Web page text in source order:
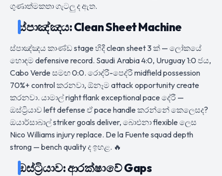
ගුණාත්මකතා ගැටලු ද ඇත.
ස්පාඤ්ඤය: Clean Sheet Machine
ස්පාඤ්ඤය කාණ්ඩ stage හිදී clean sheet 3 ක් — ලෝකයේ
හොඳම defensive record. Saudi Arabia 4:0, Uruguay 1:0 ජය,
Cabo Verde සමඟ 0:0. රොද්රී-පෙද්රී midfield possession
70%+ control කරනවා, ඕනෑම attack opportunity create
කරනවා. යාමාල් right flank exceptional pace දේරී —
ඔස්ට්‍රියාව left defense ඒ pace handle කරන්නේ කෙලෙසද?
ඔයාර්සාබාල් striker goals deliver, බාෙඑනා flexible ලෙස
Nico Williams injury replace. De la Fuente squad depth
strong — bench quality ද ඉහළ. 🔥
ඔස්ට්‍රියාව: ආරක්ෂාවේ Gaps